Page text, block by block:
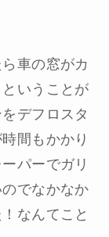
車の窓がカ
いうことが
デフロスタ
間もかかり
パーでガリ
でなかなか
なんてこと